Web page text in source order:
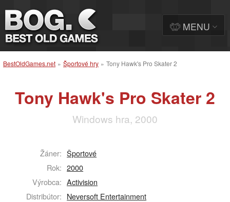
BestOldGames.net » Športové hry » Tony Hawk's Pro Skater 2
Tony Hawk's Pro Skater 2
Windows hra, 2000
Žáner: Športové
Rok: 2000
Výrobca: Activision
Distribútor: Neversoft Entertainment
MENU